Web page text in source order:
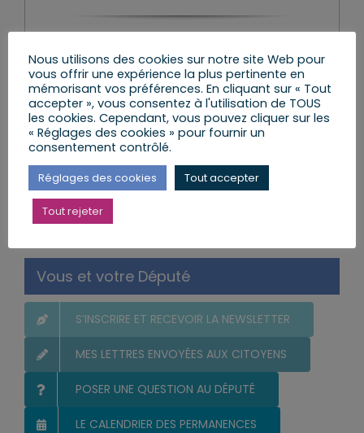
Lire l’article
Rechercher:
Vous et votre Député
S’INSCRIRE ET RECEVOIR LA NEWSLETTER
MES LETTRES ENVOYÉES AUX CITOYENS
POSER UNE QUESTION AU DÉPUTÉ
LE CALENDRIER DES PERMANENCES
Nous utilisons des cookies sur notre site Web pour
vous offrir une expérience la plus pertinente en
mémorisant vos préférences. En cliquant sur « Tout
accepter », vous consentez à l'utilisation de TOUS
les cookies. Cependant, vous pouvez cliquer sur les
« Réglages des cookies » pour fournir un
consentement contrôlé.
Réglages des cookies Tout accepter
Tout rejeter